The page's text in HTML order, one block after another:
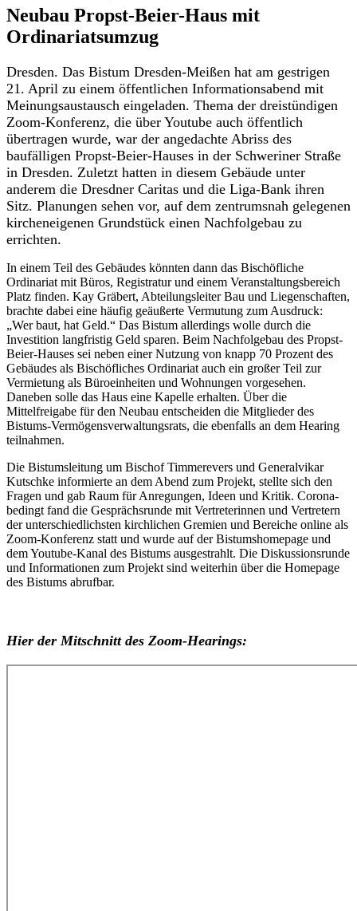
Neubau Propst-Beier-Haus mit
Ordinariatsumzug
Dresden. Das Bistum Dresden-Meißen hat am gestrigen
21. April zu einem öffentlichen Informationsabend mit
Meinungsaustausch eingeladen. Thema der dreistündigen
Zoom-Konferenz, die über Youtube auch öffentlich
übertragen wurde, war der angedachte Abriss des
baufälligen Propst-Beier-Hauses in der Schweriner Straße
in Dresden. Zuletzt hatten in diesem Gebäude unter
anderem die Dresdner Caritas und die Liga-Bank ihren
Sitz. Planungen sehen vor, auf dem zentrumsnah gelegenen
kircheneigenen Grundstück einen Nachfolgebau zu
errichten.
In einem Teil des Gebäudes könnten dann das Bischöfliche
Ordinariat mit Büros, Registratur und einem Veranstaltungsbereich
Platz finden. Kay Gräbert, Abteilungsleiter Bau und Liegenschaften,
brachte dabei eine häufig geäußerte Vermutung zum Ausdruck:
„Wer baut, hat Geld.“ Das Bistum allerdings wolle durch die
Investition langfristig Geld sparen. Beim Nachfolgebau des Propst-
Beier-Hauses sei neben einer Nutzung von knapp 70 Prozent des
Gebäudes als Bischöfliches Ordinariat auch ein großer Teil zur
Vermietung als Büroeinheiten und Wohnungen vorgesehen.
Daneben solle das Haus eine Kapelle erhalten. Über die
Mittelfreigabe für den Neubau entscheiden die Mitglieder des
Bistums-Vermögensverwaltungsrats, die ebenfalls an dem Hearing
teilnahmen.
Die Bistumsleitung um Bischof Timmerevers und Generalvikar
Kutschke informierte an dem Abend zum Projekt, stellte sich den
Fragen und gab Raum für Anregungen, Ideen und Kritik. Corona-
bedingt fand die Gesprächsrunde mit Vertreterinnen und Vertretern
der unterschiedlichsten kirchlichen Gremien und Bereiche online als
Zoom-Konferenz statt und wurde auf der Bistumshomepage und
dem Youtube-Kanal des Bistums ausgestrahlt. Die Diskussionsrunde
und Informationen zum Projekt sind weiterhin über die Homepage
des Bistums abrufbar.
Hier der Mitschnitt des Zoom-Hearings: